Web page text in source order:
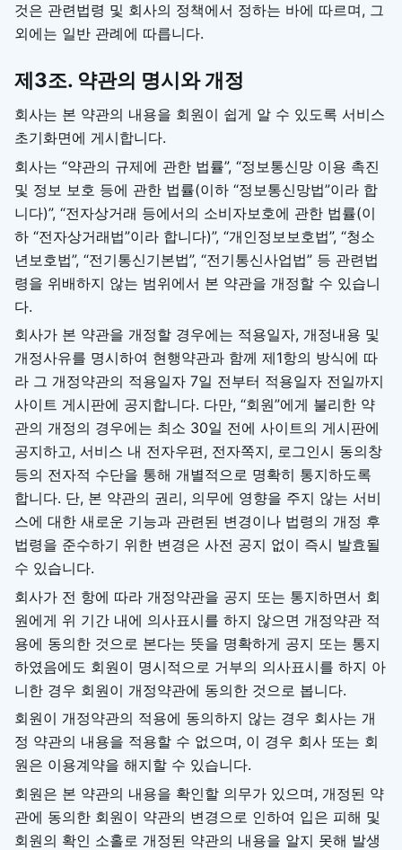
것은 관련법령 및 회사의 정책에서 정하는 바에 따르며, 그
외에는 일반 관례에 따릅니다.
제3조. 약관의 명시와 개정
회사는 본 약관의 내용을 회원이 쉽게 알 수 있도록 서비스
초기화면에 게시합니다.
회사는 “약관의 규제에 관한 법률”, “정보통신망 이용 촉진
및 정보 보호 등에 관한 법률(이하 “정보통신망법”이라 합
니다)”, “전자상거래 등에서의 소비자보호에 관한 법률(이
하 “전자상거래법”이라 합니다)”, “개인정보보호법”, “청소
년보호법”, “전기통신기본법”, “전기통신사업법” 등 관련법
령을 위배하지 않는 범위에서 본 약관을 개정할 수 있습니
다.
회사가 본 약관을 개정할 경우에는 적용일자, 개정내용 및
개정사유를 명시하여 현행약관과 함께 제1항의 방식에 따
라 그 개정약관의 적용일자 7일 전부터 적용일자 전일까지
사이트 게시판에 공지합니다. 다만, “회원”에게 불리한 약
관의 개정의 경우에는 최소 30일 전에 사이트의 게시판에
공지하고, 서비스 내 전자우편, 전자쪽지, 로그인시 동의창
등의 전자적 수단을 통해 개별적으로 명확히 통지하도록
합니다. 단, 본 약관의 권리, 의무에 영향을 주지 않는 서비
스에 대한 새로운 기능과 관련된 변경이나 법령의 개정 후
법령을 준수하기 위한 변경은 사전 공지 없이 즉시 발효될
수 있습니다.
회사가 전 항에 따라 개정약관을 공지 또는 통지하면서 회
원에게 위 기간 내에 의사표시를 하지 않으면 개정약관 적
용에 동의한 것으로 본다는 뜻을 명확하게 공지 또는 통지
하였음에도 회원이 명시적으로 거부의 의사표시를 하지 아
니한 경우 회원이 개정약관에 동의한 것으로 봅니다.
회원이 개정약관의 적용에 동의하지 않는 경우 회사는 개
정 약관의 내용을 적용할 수 없으며, 이 경우 회사 또는 회
원은 이용계약을 해지할 수 있습니다.
회원은 본 약관의 내용을 확인할 의무가 있으며, 개정된 약
관에 동의한 회원이 약관의 변경으로 인하여 입은 피해 및
회원의 확인 소홀로 개정된 약관의 내용을 알지 못해 발생